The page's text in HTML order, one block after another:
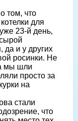
том, что
для
23-й день,
да и у других
росинки. Не
мы шли
просто за
на
стали
что